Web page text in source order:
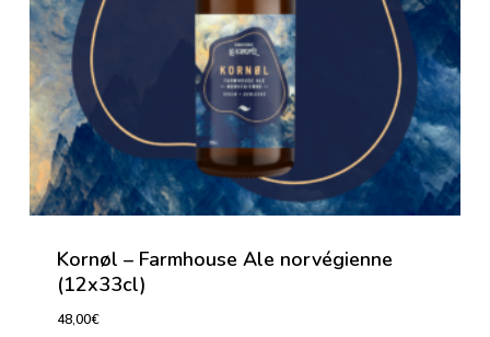
Kornøl – Farmhouse Ale norvégienne
(12x33cl)
48,00€